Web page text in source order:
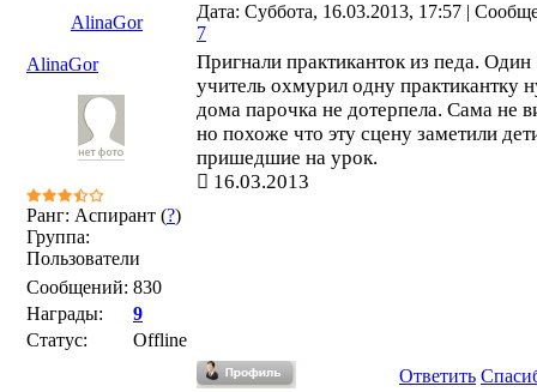
AlinaGor
Дата: Суббота, 16.03.2013, 17:57 |
7
AlinaGor
Ранг: Аспирант (?)
Группа:
Пользователи
Сообщений: 830
Награды:
9
Статус:
Offline
Пригнали практиканток из педа. Один
учитель охмурил одну практикантку
дома парочка не дотерпела. Сама не
но похоже что эту сцену заметили
пришедшие на урок.
16.03.2013
Ответить